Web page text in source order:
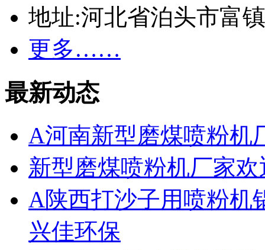
地址:河北省泊头市富
更多……
最新动态
A河南新型磨煤喷粉机
新型磨煤喷粉机厂家
A陕西打沙子用喷粉机
兴佳环保